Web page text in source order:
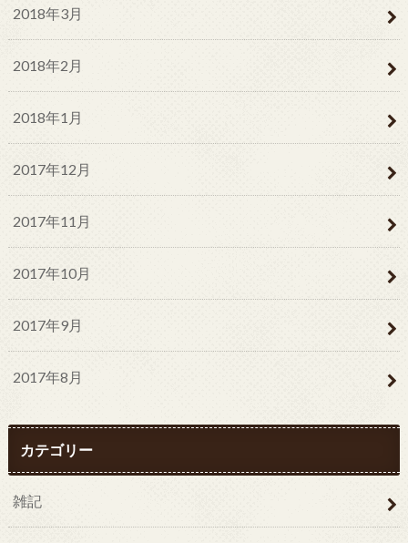
2018年3月
2018年2月
2018年1月
2017年12月
2017年11月
2017年10月
2017年9月
2017年8月
カテゴリー
雑記